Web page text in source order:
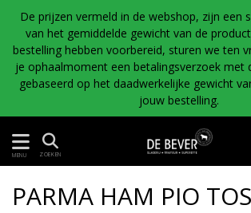
De prijzen vermeld in de webshop, zijn een
van het gemiddelde gewicht van de
bestelling hebben voorbereid, sturen we ten
je ophaalmoment een betalingsverzoek met
gebaseerd op het daadwerkelijke gewicht
jouw bestelling.
MENU ZOEKEN
PARMA HAM PIO